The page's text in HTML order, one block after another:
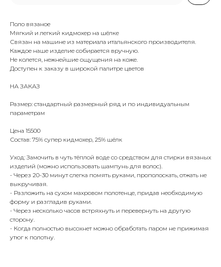
Поло вязаное
Мягкий и легкий кидмохер на шёлке
Связан на машине из материала итальянского производителя.
Каждое наше изделие собирается вручную.
Не колется, нежнейшие ощущения на коже.
Доступен к заказу в широкой палитре цветов
НА ЗАКАЗ
Размер: стандартный размерный ряд и по индивидуальным
параметрам
Цена 15500
Состав: 75% супер кидмохер, 25% шёлк
Уход: Замочить в чуть тёплой воде со средством для стирки вязаных
изделий (можно использовать шампунь для волос).
- Через 20-30 минут слегка помять руками, прополоскать, отжать не
выкручивая.
- Разложить на сухом махровом полотенце, придав необходимую
форму и разгладив руками.
- Через несколько часов встряхнуть и перевернуть на другую
сторону.
- Когда полностью высохнет можно обработать паром не прижимая
утюг к полотну.